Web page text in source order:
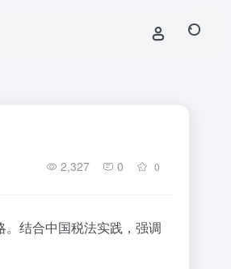
2,327 0 0
结合中国税法实践，强调